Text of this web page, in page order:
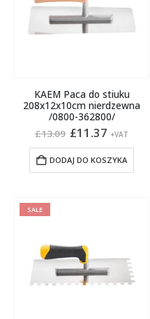
KAEM Paca do stiuku
208x12x10cm nierdzewna
/0800-362800/
£13.09 Pierwotna
wynosiła:
£13.09.
£11.37 Aktualna
wynosi:
£11.37.
+VAT
DODAJ DO KOSZYKA
SALE